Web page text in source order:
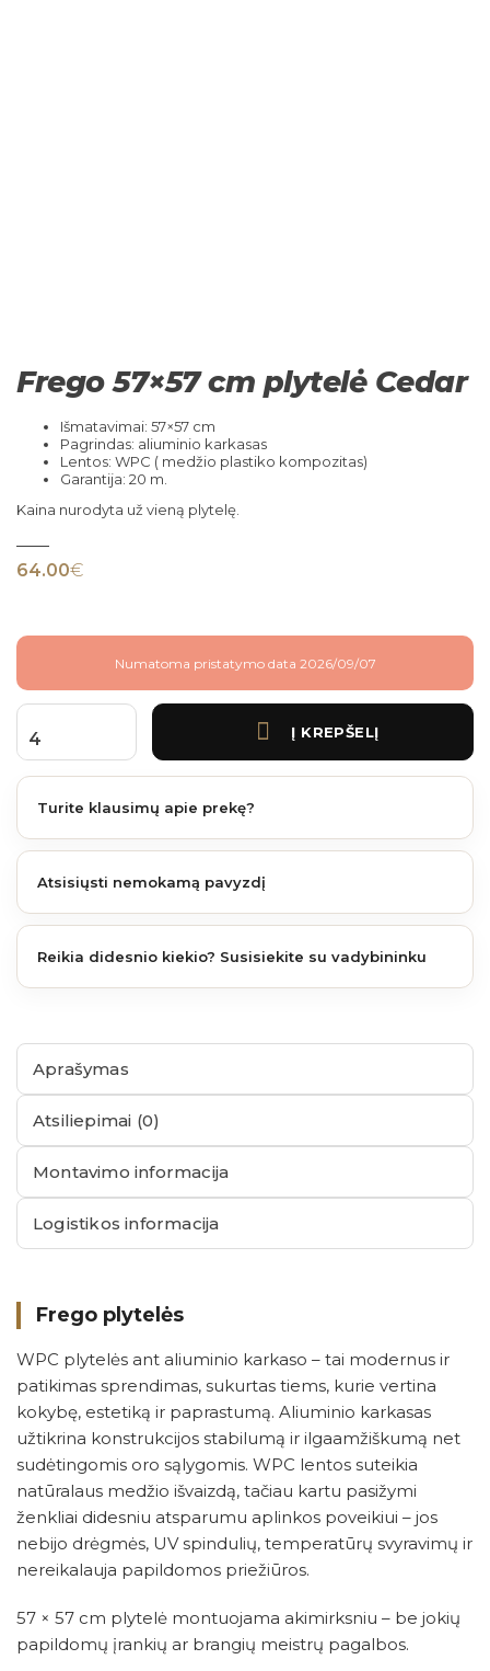
Frego 57×57 cm plytelė Cedar
Išmatavimai: 57×57 cm
Pagrindas: aliuminio karkasas
Lentos: WPC ( medžio plastiko kompozitas)
Garantija: 20 m.
Kaina nurodyta už vieną plytelę.
64.00€
Numatoma pristatymo data 2026/09/07
produkto kiekis: Frego 57x57 cm plytelė Cedar Į KREPŠELĮ
Turite klausimų apie prekę?
Atsisiųsti nemokamą pavyzdį
Reikia didesnio kiekio? Susisiekite su vadybininku
Aprašymas
Atsiliepimai (0)
Montavimo informacija
Logistikos informacija
Frego plytelės
WPC plytelės ant aliuminio karkaso – tai modernus ir
patikimas sprendimas, sukurtas tiems, kurie vertina
kokybę, estetiką ir paprastumą. Aliuminio karkasas
užtikrina konstrukcijos stabilumą ir ilgaamžiškumą net
sudėtingomis oro sąlygomis. WPC lentos suteikia
natūralaus medžio išvaizdą, tačiau kartu pasižymi
ženkliai didesniu atsparumu aplinkos poveikiui – jos
nebijo drėgmės, UV spindulių, temperatūrų svyravimų ir
nereikalauja papildomos priežiūros.
57 × 57 cm plytelė montuojama akimirksniu – be jokių
papildomų įrankių ar brangių meistrų pagalbos.